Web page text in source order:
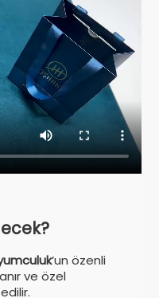
’un özenli
ve özel